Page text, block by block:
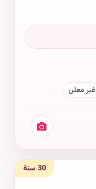
غير معلن
30 سنة